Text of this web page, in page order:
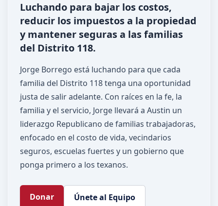
Luchando para bajar los costos,
reducir los impuestos a la propiedad
y mantener seguras a las familias
del Distrito 118.
Jorge Borrego está luchando para que cada
familia del Distrito 118 tenga una oportunidad
justa de salir adelante. Con raíces en la fe, la
familia y el servicio, Jorge llevará a Austin un
liderazgo Republicano de familias trabajadoras,
enfocado en el costo de vida, vecindarios
seguros, escuelas fuertes y un gobierno que
ponga primero a los texanos.
Donar Únete al Equipo